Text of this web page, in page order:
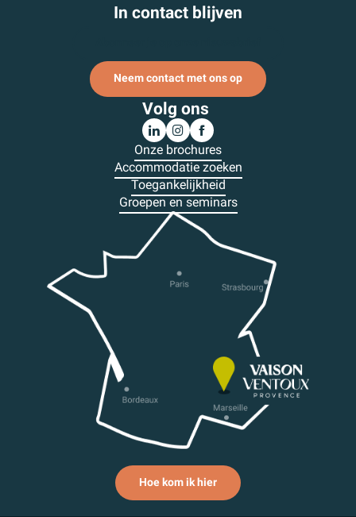
In contact blijven
Neem contact met ons op
Volg ons
Onze brochures
Accommodatie zoeken
Toegankelijkheid
Groepen en seminars
Hoe kom ik hier